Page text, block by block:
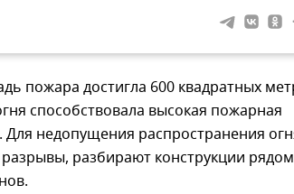
пожара достигла 600 квадратных
способствовала высокая пожарная
Для недопущения распространения
разбирают конструкции рядом